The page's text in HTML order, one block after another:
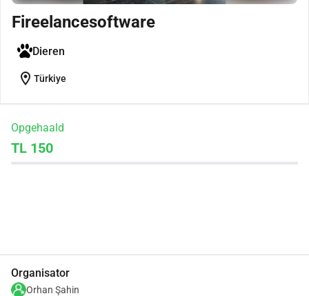
Fireelancesoftware
Dieren
location_on Türkiye
Opgehaald
TL 150
Organisator
Orhan Şahin